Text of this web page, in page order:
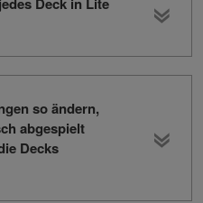
so ändern,
abgespielt
Decks